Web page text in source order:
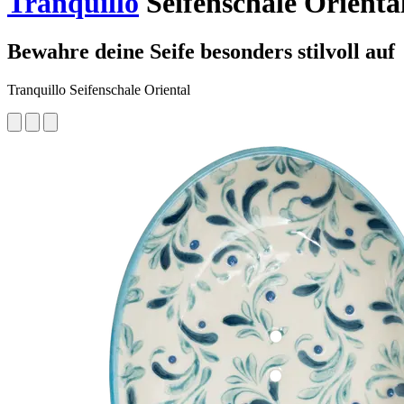
Bewahre deine Seife besonders stilvoll auf
Tranquillo Seifenschale Oriental